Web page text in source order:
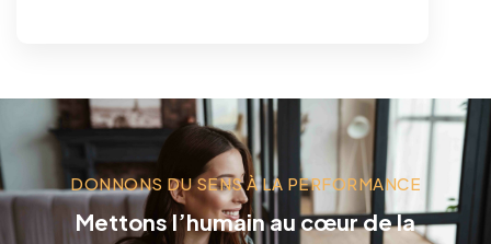
DONNONS DU SENS À LA PERFORMANCE
Mettons l’humain au cœur de la